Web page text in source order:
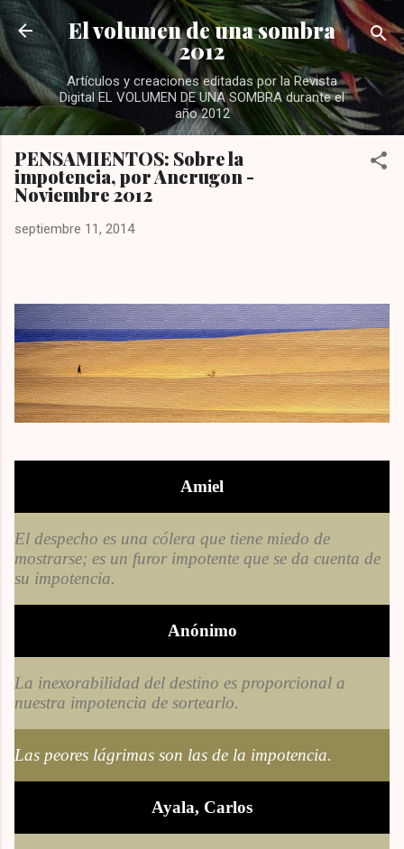
Ir al contenido principal
El volumen de una sombra
2012
Artículos y creaciones editadas por la Revista
Digital EL VOLUMEN DE UNA SOMBRA durante el
año 2012
PENSAMIENTOS: Sobre la
impotencia, por Ancrugon -
Noviembre 2012
septiembre 11, 2014
Amiel
El despecho es una cólera que tiene miedo de
mostrarse; es un furor impotente que se da cuenta de
su impotencia.
Anónimo
La inexorabilidad del destino es proporcional a
nuestra impotencia de sortearlo.
Las peores lágrimas son las de la impotencia.
Ayala, Carlos